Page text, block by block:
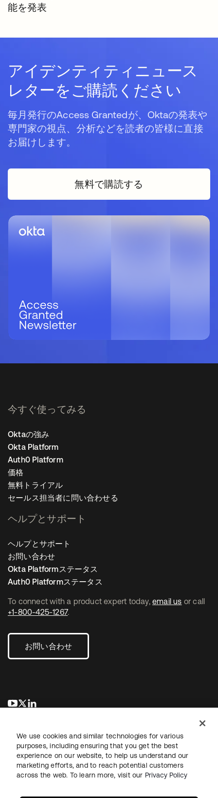
能を発表
アイデンティティニュース
レターをご購読ください
毎月発行のAccess Grantedが、Oktaの発表や
専門家の視点、分析などを読者の皆様に直接
お届けします。
無料で購読する新しいタブで開く
To connect with a product expert today, email us or call
+1-800-425-1267.
お問い合わせ
新しいタブで開く
新しいタブで開く
今すぐ使ってみる
Oktaの強み
Okta Platform
Auth0 Platform
価格
無料トライアル
セールス担当者に問い合わせる
ヘルプとサポート
ヘルプとサポート
お問い合わせ
Okta Platformステータス
Auth0 Platformステータス
法務プライバシーポリシーサイト利用規約セキュリティ
We use cookies and similar technologies for various
purposes, including ensuring that you get the best
experience on our website, to help us understand our
marketing efforts, and to reach potential customers
across the web. To learn more, visit our Privacy Policy